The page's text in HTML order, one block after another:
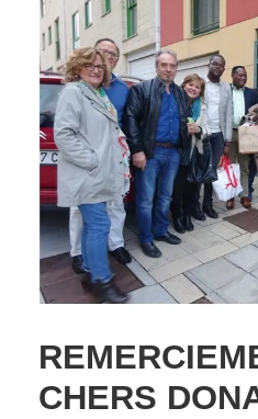
CHERS